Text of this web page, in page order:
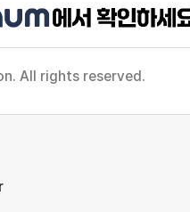
All rights reserved.